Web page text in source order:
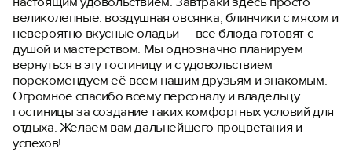
великолепные: воздушная овсянка, блинчики с мясом и
невероятно вкусные оладьи — все блюда готовят с
душой и мастерством. Мы однозначно планируем
вернуться в эту гостиницу и с удовольствием
порекомендуем её всем нашим друзьям и знакомым.
Огромное спасибо всему персоналу и владельцу
гостиницы за создание таких комфортных условий для
отдыха. Желаем вам дальнейшего процветания и
успехов!